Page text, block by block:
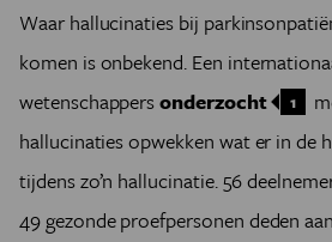
Waar hallucinaties bij
komen is onbekend. Een
wetenschappersonderzocht 1
hallucinaties opwekken wat er in de
tijdens zo’n hallucinatie. 56
49 gezonde proefpersonen deden